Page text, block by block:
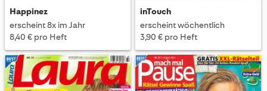
Happinez
erscheint 8x im Jahr
8,40 € pro Heft
inTouch
erscheint wöchentlich
3,90 € pro Heft